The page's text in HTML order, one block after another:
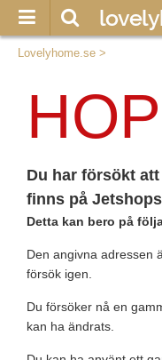
Lovelyhome.se >
Du har försökt
finns på
Detta kan bero på
Den angivna adressen
försök igen.
Du försöker nå en
kan ha ändrats.